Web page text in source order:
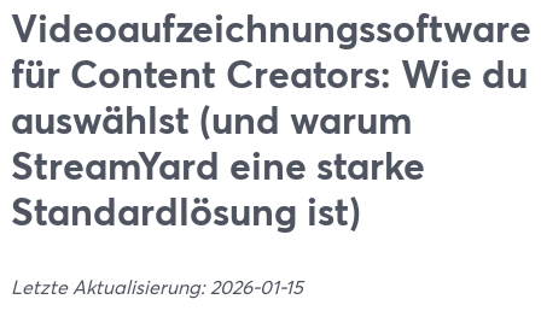
Videoaufzeichnungssoftware
für Content Creators: Wie du
auswählst (und warum
StreamYard eine starke
Standardlösung ist)
Letzte Aktualisierung: 2026-01-15